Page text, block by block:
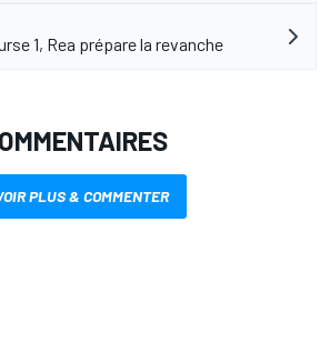
1, Rea prépare la revanche
PLUS & COMMENTER